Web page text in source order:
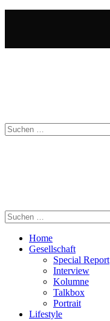
Suchen
nach:
Suchen
nach:
Home
Gesellschaft
Special Report
Interview
Kolumne
Talkbox
Portrait
Lifestyle